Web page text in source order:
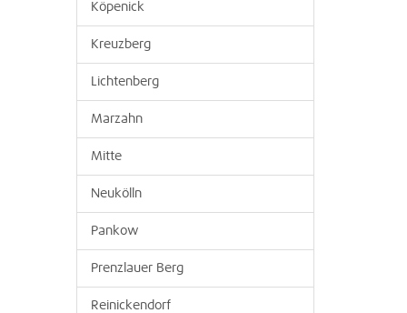
Köpenick
Kreuzberg
Lichtenberg
Marzahn
Mitte
Neukölln
Pankow
Prenzlauer Berg
Reinickendorf